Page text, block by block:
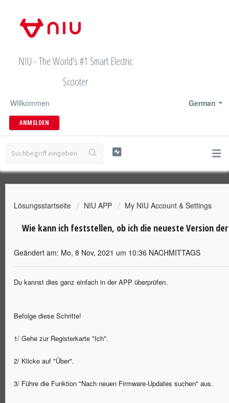
NIU - The World's #1 Smart Electric
Scooter
German
Willkommen
ANMELDEN
Lösungsstartseite NIU APP My NIU Account & Settings
Wie kann ich feststellen, ob ich die neueste Version der
Geändert am: Mo, 8 Nov, 2021 um 10:36 NACHMITTAGS
Du kannst dies ganz einfach in der APP überprüfen.
Befolge diese Schritte!
1/ Gehe zur Registerkarte "Ich".
2/ Klicke auf "Über".
3/ Führe die Funktion "Nach neuen Firmware-Updates suchen" aus.